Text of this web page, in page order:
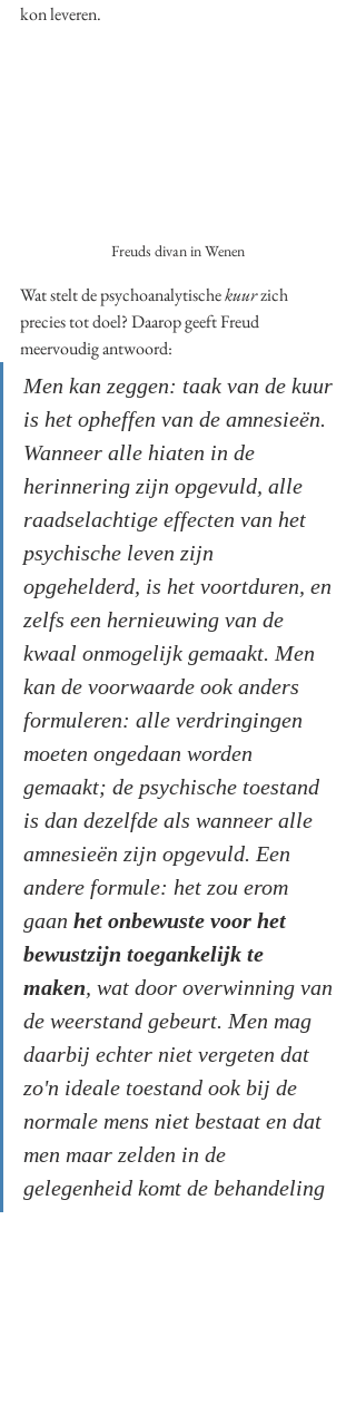
kon leveren.
Freuds divan in Wenen
Wat stelt de psychoanalytische kuur zich
precies tot doel? Daarop geeft Freud
meervoudig antwoord:
Men kan zeggen: taak van de kuur
is het opheffen van de amnesieën.
Wanneer alle hiaten in de
herinnering zijn opgevuld, alle
raadselachtige effecten van het
psychische leven zijn
opgehelderd, is het voortduren, en
zelfs een hernieuwing van de
kwaal onmogelijk gemaakt. Men
kan de voorwaarde ook anders
formuleren: alle verdringingen
moeten ongedaan worden
gemaakt; de psychische toestand
is dan dezelfde als wanneer alle
amnesieën zijn opgevuld. Een
andere formule: het zou erom
gaan het onbewuste voor het
bewustzijn toegankelijk te
maken, wat door overwinning van
de weerstand gebeurt. Men mag
daarbij echter niet vergeten dat
zo'n ideale toestand ook bij de
normale mens niet bestaat en dat
men maar zelden in de
gelegenheid komt de behandeling